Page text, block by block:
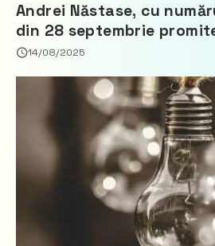
Andrei Năstase, cu
din 28 septembrie
europeană” și 10
14/08/2025